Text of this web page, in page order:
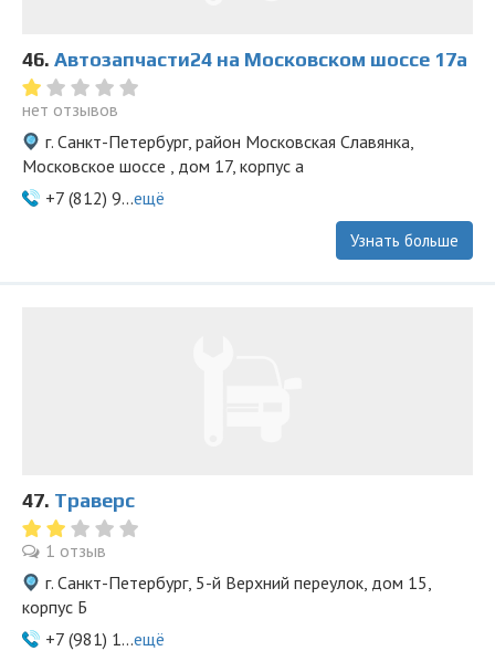
46. Автозапчасти24 на Московском шоссе 17а
нет отзывов
г. Санкт-Петербург, район Московская Славянка,
Московское шоссе , дом 17, корпус а
+7 (812) 9...ещё
Узнать больше
47. Траверс
1 отзыв
г. Санкт-Петербург, 5-й Верхний переулок, дом 15,
корпус Б
+7 (981) 1...ещё